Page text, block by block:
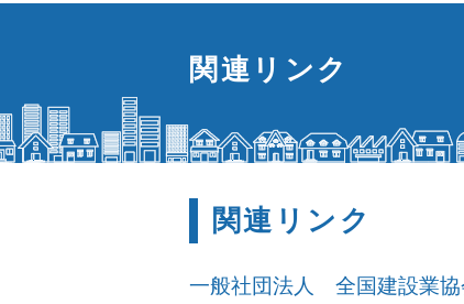
関連リンク
関連リンク
一般社団法人 全国建設業協